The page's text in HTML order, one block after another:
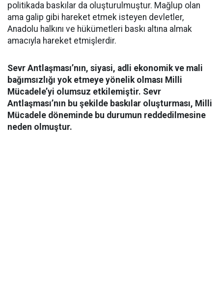
politikada baskılar da oluşturulmuştur. Mağlup olan
ama galip gibi hareket etmek isteyen devletler,
Anadolu halkını ve hükümetleri baskı altına almak
amacıyla hareket etmişlerdir.
Sevr Antlaşması’nın, siyasi, adli ekonomik ve mali
bağımsızlığı yok etmeye yönelik olması Milli
Mücadele’yi olumsuz etkilemiştir. Sevr
Antlaşması’nın bu şekilde baskılar oluşturması, Milli
Mücadele döneminde bu durumun reddedilmesine
neden olmuştur.